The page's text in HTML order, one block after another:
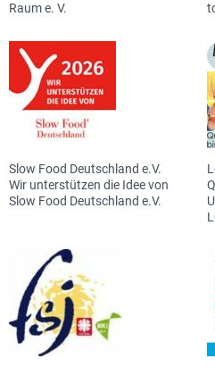
Raum e. V.
Slow Food Deutschland e.V.
Wir unterstützen die Idee von
Slow Food Deutschland e.V.